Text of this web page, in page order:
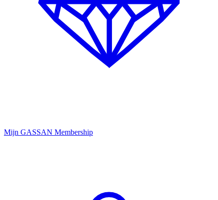
Mijn GASSAN Membership